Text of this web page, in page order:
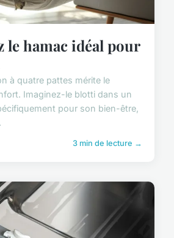
le hamac idéal pour
à quatre pattes mérite le
Imaginez-le blotti dans un
pour son bien-être,
3 min de lecture →